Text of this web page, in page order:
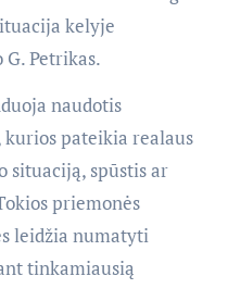
kelyje
Petrikas.
naudotis
pateikia realaus
situaciją, spūstis ar
priemonės
leidžia numatyti
tinkamiausią